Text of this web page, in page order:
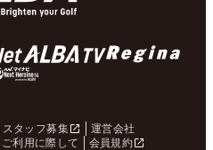
スタッフ募集
運営会社
ご利用に際して
会員規約